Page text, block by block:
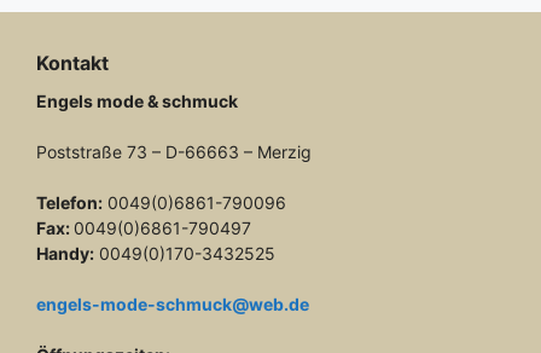
Kontakt
Engels mode & schmuck
Poststraße 73 – D-66663 – Merzig
Telefon: 0049(0)6861-790096
Fax: 0049(0)6861-790497
Handy: 0049(0)170-3432525
engels-mode-schmuck@web.de